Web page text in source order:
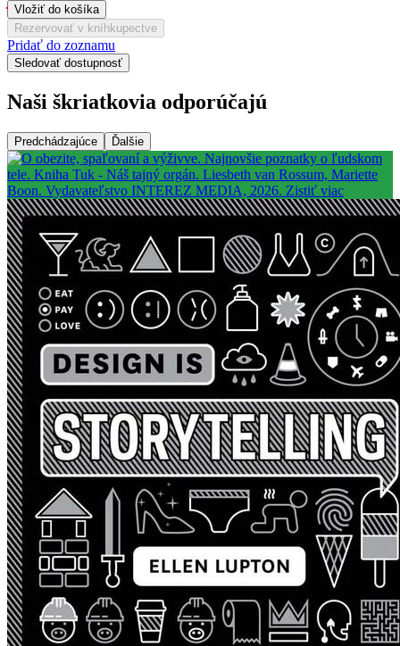
Vložiť do košíka
Rezervovať v kníhkupectve
Pridať do zoznamu
Sledovať dostupnosť
Naši škriatkovia odporúčajú
Predchádzajúce Ďalšie